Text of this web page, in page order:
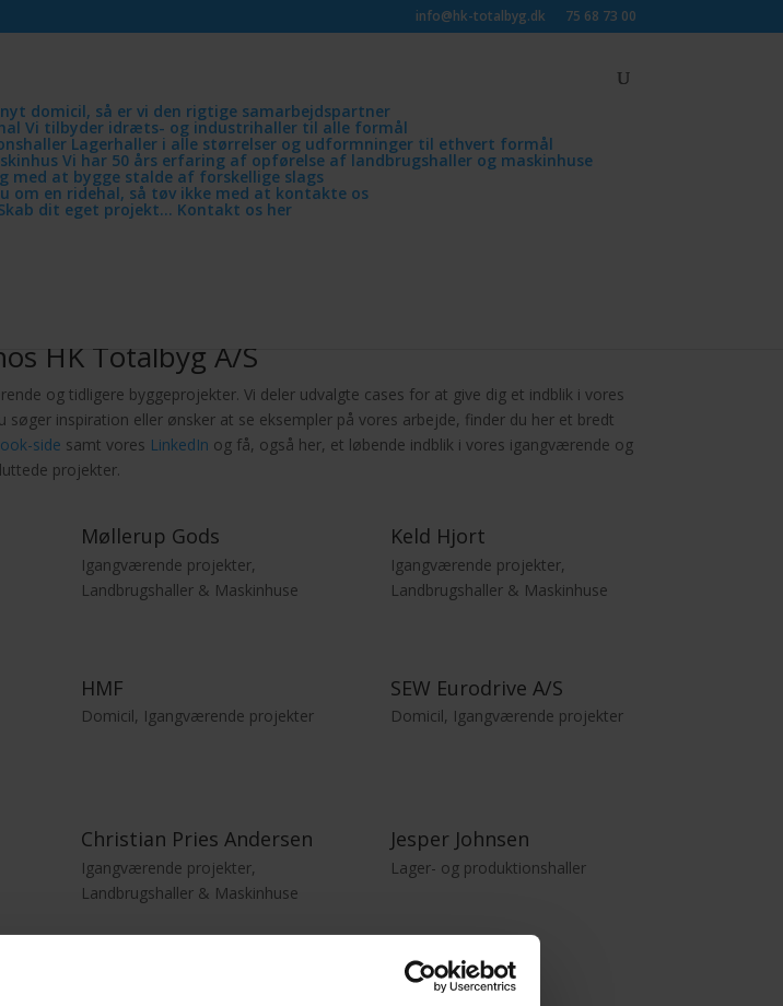
info@hk-totalbyg.dk 75 68 73 00
domicil, så er vi den rigtige samarbejdspartner
Vi tilbyder idræts- og industrihaller til alle formål
Lagerhaller i alle størrelser og udformninger til ethvert formål
Vi har 50 års erfaring af opførelse af landbrugshaller og maskinhuse
med at bygge stalde af forskellige slags
om en ridehal, så tøv ikke med at kontakte os
dit eget projekt… Kontakt os her
HK Totalbyg A/S
og tidligere byggeprojekter. Vi deler udvalgte cases for at give dig et indblik i vores
inspiration eller ønsker at se eksempler på vores arbejde, finder du her et bredt
side samt vores LinkedIn og få, også her, et løbende indblik i vores igangværende og
projekter.
Møllerup Gods
Igangværende projekter,
Landbrugshaller & Maskinhuse
Keld Hjort
Igangværende projekter,
Landbrugshaller & Maskinhuse
HMF
Domicil, Igangværende projekter
SEW Eurodrive A/S
Domicil, Igangværende projekter
Christian Pries Andersen
Igangværende projekter,
Landbrugshaller & Maskinhuse
Jesper Johnsen
Lager- og produktionshaller
Henrik Madsen